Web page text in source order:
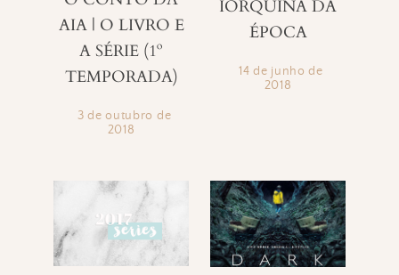
AIA | O LIVRO E
A SÉRIE (1º
TEMPORADA)
3 de outubro de
2018
IORQUINA DA
ÉPOCA
14 de junho de
2018